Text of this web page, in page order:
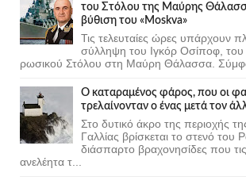
του Στόλου της Mαύρης
βύθιση του «Moskva»
Τις τελευταίες ώρες υπάρχουν
σύλληψη του Ιγκόρ Οσίποφ, του
ρωσικού Στόλου στη Μαύρη Θάλασσα.
Ο καταραμένος φάρος, που οι
τρελαίνονταν ο ένας μετά τον
Στο δυτικό άκρο της περιοχής
Γαλλίας βρίσκεται το στενό του
διάσπαρτο βραχονησίδες που
ανελέητα τ...